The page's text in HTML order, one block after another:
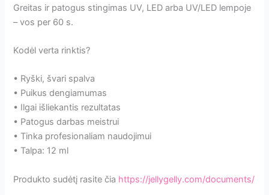
Greitas ir patogus stingimas UV, LED arba UV/LED lempoje
– vos per 60 s.
Kodėl verta rinktis?
• Ryški, švari spalva
• Puikus dengiamumas
• Ilgai išliekantis rezultatas
• Patogus darbas meistrui
• Tinka profesionaliam naudojimui
• Talpa: 12 ml
Produkto sudėtį rasite čia https://jellygelly.com/documents/